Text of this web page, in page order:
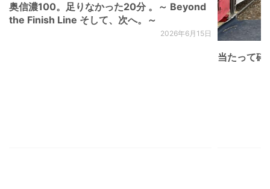
奥信濃100。足りなかった20分 。～ Beyond
the Finish Line そして、次へ。～
2026年6月15日
当たって砕